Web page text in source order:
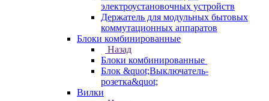
электроустановочных устройств
Держатель для модульных бытовых
коммутационных аппаратов
Блоки комбинированные
Назад
Блоки комбинированные
Блок &quot;Выключатель-
розетка&quot;
Вилки